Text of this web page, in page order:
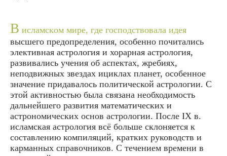
В исламском мире, где господствовала идея
высшего предопределения, особенно почитались
элективная астрология и хорарная астрология,
развивались учения об аспектах, жребиях,
неподвижных звездах ициклах планет, особенное
значение придавалось политической астрологии. С
этой активностью была связана необходимость
дальнейшего развития математических и
астрономических основ астрологии. После IX в.
исламская астрология всё больше склоняется к
составлению компиляций, кратких руководств и
карманных справочников. С течением времени в